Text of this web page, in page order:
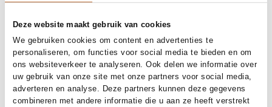
Deze website maakt gebruik van cookies
We gebruiken cookies om content en advertenties te
personaliseren, om functies voor social media te bieden en om
ons websiteverkeer te analyseren. Ook delen we informatie over
uw gebruik van onze site met onze partners voor social media,
adverteren en analyse. Deze partners kunnen deze gegevens
combineren met andere informatie die u aan ze heeft verstrekt